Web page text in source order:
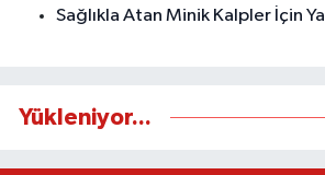
Sağlıkla Atan Minik Kalpler İçin
Yükleniyor...